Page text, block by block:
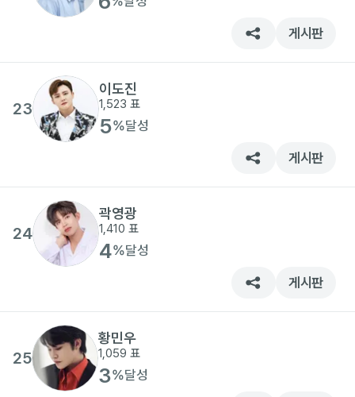
게시판
23
이도진
1,523 표
5%달성
게시판
24
곽영광
1,410 표
4%달성
게시판
25
황민우
1,059 표
3%달성